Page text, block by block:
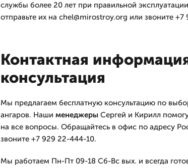
службы более 20 лет при правильной
отправьте их на chel@mirostroy.org или звоните
Контактная
консультация
Мы предлагаем бесплатную консультацию по
ангаров. Наши менеджерыСергей и Кирилл
на все вопросы. Обращайтесь в офис по адресу
звоните +7 929 22-444-10.
Мы работаем Пн-Пт 09-18 Сб-Вс вых. и всегда